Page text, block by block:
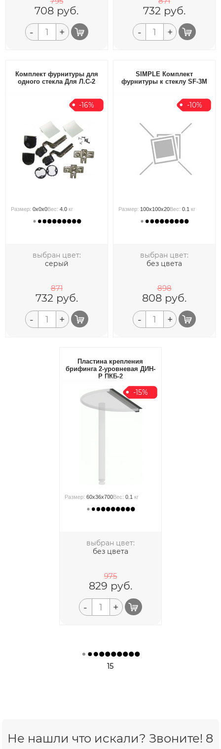
708 руб.
- +
732 руб.
- +
Комплект фурнитуры для
одного стекла Для Л.С-2
-16%
Размер:0x0x0Вес:4.0 кг
выбран цвет:
серый
871
732 руб.
- +
SIMPLE Комплект
фурнитуры к стеклу SF-3M
-10%
Размер: 100x100x20Вес:0.1 кг
выбран цвет:
без цвета
898
808 руб.
- +
Пластина крепления
брифинга 2-уровневая ДИН-
Р ПКБ-2
-15%
Размер:60x36x700Вес:0.1 кг
выбран цвет:
без цвета
975
829 руб.
- +
15
Не нашли что искали? Звоните! 8